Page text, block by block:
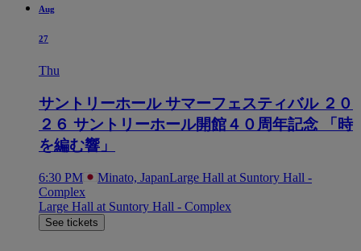
Aug
27
Thu
サントリーホール サマーフェスティバル ２０
２６ サントリーホール開館４０周年記念 「時
を編む響」
6:30 PM Minato, JapanLarge Hall at Suntory Hall -
Complex
Large Hall at Suntory Hall - Complex
See tickets